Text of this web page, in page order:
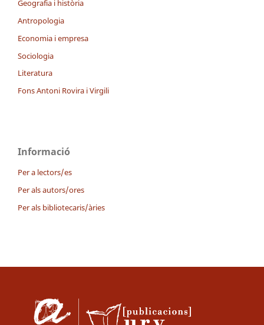
Geografia i història
Antropologia
Economia i empresa
Sociologia
Literatura
Fons Antoni Rovira i Virgili
Informació
Per a lectors/es
Per als autors/ores
Per als bibliotecaris/àries